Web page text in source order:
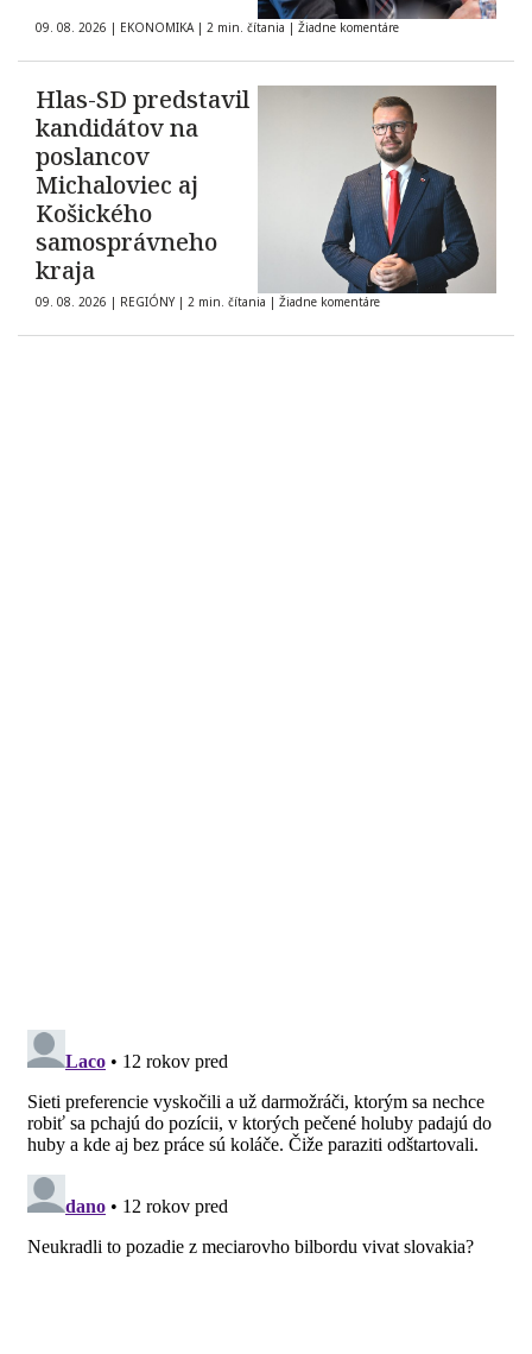
09. 08. 2026 | EKONOMIKA | 2 min. čítania | Žiadne komentáre
Hlas-SD predstavil
kandidátov na
poslancov
Michaloviec aj
Košického
samosprávneho
kraja
09. 08. 2026 | REGIÓNY | 2 min. čítania | Žiadne komentáre